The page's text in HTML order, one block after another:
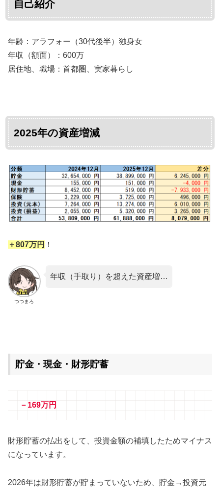
自己紹介
年齢：アラフォー（30代後半）独身女
年収（額面）：600万
居住地、職場：首都圏、実家暮らし
2025年の資産増減
＋807万円 ！
つつまろ
年収（手取り）を超えた資産増…
貯金・現金・財形貯蓄
－169万円
財形貯蓄の払出をして、投資金額の補填したためマイナス
になっています。
2026年は財形貯蓄が貯まっていないため、貯金→投資元